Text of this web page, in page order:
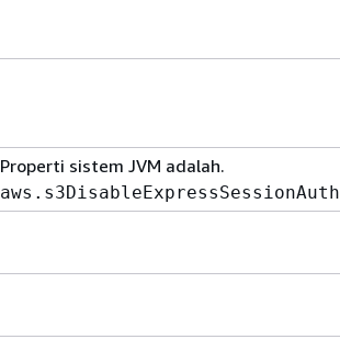
Properti sistem JVM adalah.
aws.s3DisableExpressSessionAuth